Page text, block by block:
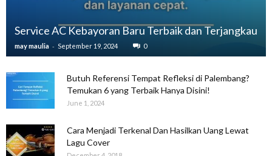
Service AC Kebayoran Baru Terbaik dan Terjangkau
may maulia - September 19, 2024 0
Butuh Referensi Tempat Refleksi di Palembang?
Temukan 6 yang Terbaik Hanya Disini!
June 1, 2024
Cara Menjadi Terkenal Dan Hasilkan Uang Lewat
Lagu Cover